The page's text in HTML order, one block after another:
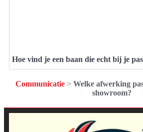
Hoe vind je een baan die echt bij je
Communicatie > Welke afwerking
showroom?